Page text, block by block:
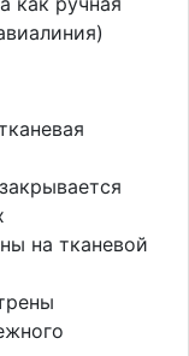
на тканевой